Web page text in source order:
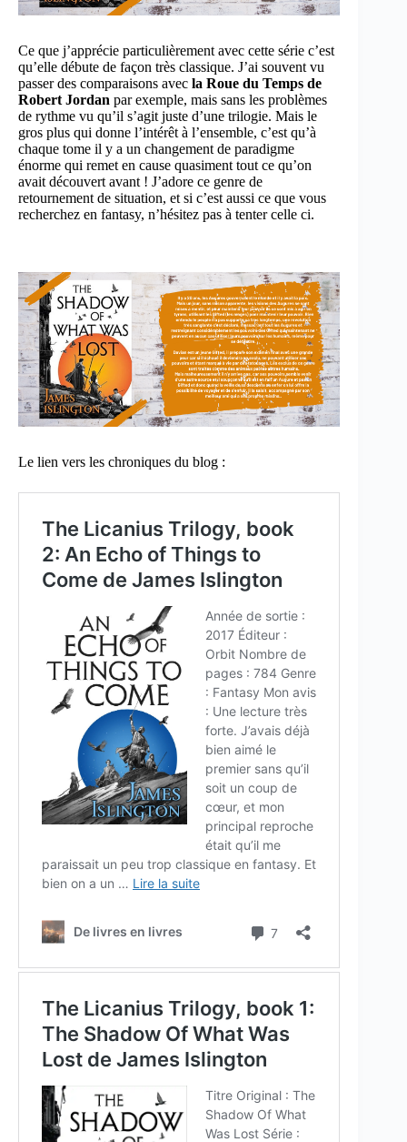
Ce que j’apprécie particulièrement avec cette série c’est
qu’elle débute de façon très classique. J’ai souvent vu
passer des comparaisons avec la Roue du Temps de
Robert Jordan par exemple, mais sans les problèmes
de rythme vu qu’il s’agit juste d’une trilogie. Mais le
gros plus qui donne l’intérêt à l’ensemble, c’est qu’à
chaque tome il y a un changement de paradigme
énorme qui remet en cause quasiment tout ce qu’on
avait découvert avant ! J’adore ce genre de
retournement de situation, et si c’est aussi ce que vous
recherchez en fantasy, n’hésitez pas à tenter celle ci.
Le lien vers les chroniques du blog :